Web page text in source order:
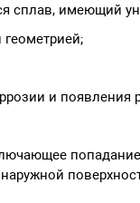
сплав, имеющий
и появления